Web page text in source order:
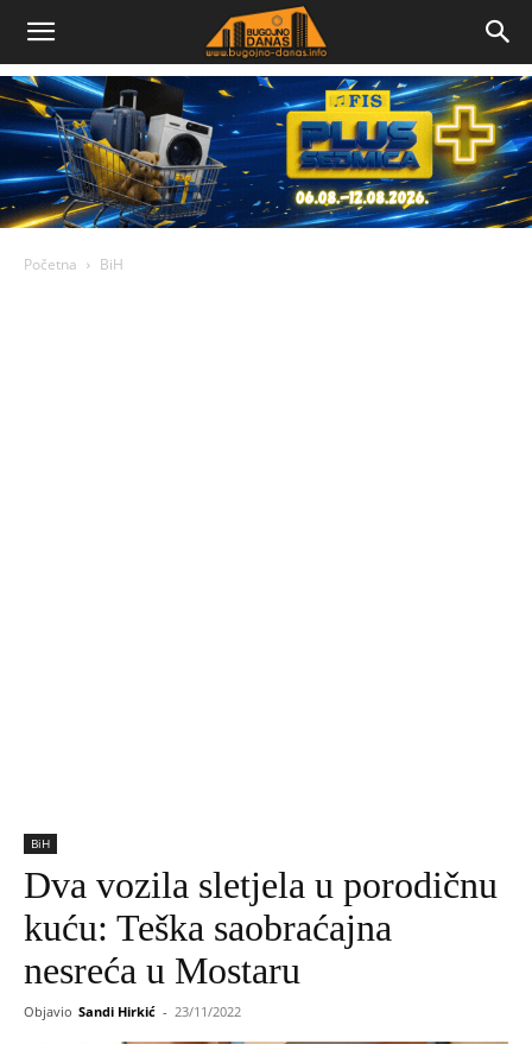
Bugojno
Danas
Početna BiH
BiH
Dva vozila sletjela u porodičnu
kuću: Teška saobraćajna
nesreća u Mostaru
Objavio Sandi Hirkić - 23/11/2022